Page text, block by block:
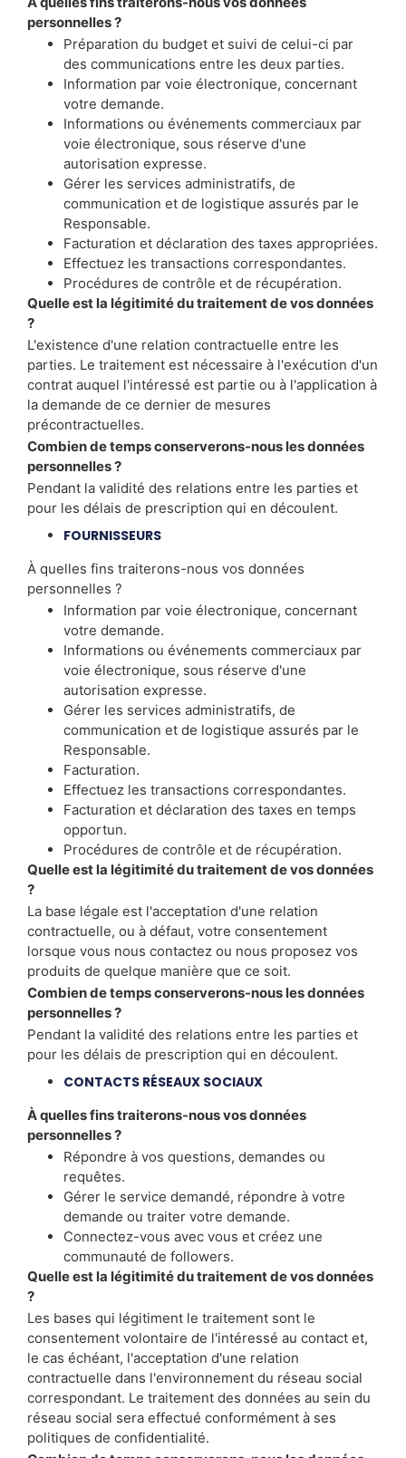
personnelles ?
Préparation du budget et suivi de celui-ci par
des communications entre les deux parties.
Information par voie électronique, concernant
votre demande.
Informations ou événements commerciaux par
voie électronique, sous réserve d'une
autorisation expresse.
Gérer les services administratifs, de
communication et de logistique assurés par le
Responsable.
Facturation et déclaration des taxes appropriées.
Effectuez les transactions correspondantes.
Procédures de contrôle et de récupération.
Quelle est la légitimité du traitement de vos données
?
L'existence d'une relation contractuelle entre les
parties. Le traitement est nécessaire à l'exécution d'un
contrat auquel l'intéressé est partie ou à l'application à
la demande de ce dernier de mesures
précontractuelles.
Combien de temps conserverons-nous les données
personnelles ?
Pendant la validité des relations entre les parties et
pour les délais de prescription qui en découlent.
FOURNISSEURS
À quelles fins traiterons-nous vos données
personnelles ?
Information par voie électronique, concernant
votre demande.
Informations ou événements commerciaux par
voie électronique, sous réserve d'une
autorisation expresse.
Gérer les services administratifs, de
communication et de logistique assurés par le
Responsable.
Facturation.
Effectuez les transactions correspondantes.
Facturation et déclaration des taxes en temps
opportun.
Procédures de contrôle et de récupération.
Quelle est la légitimité du traitement de vos données
?
La base légale est l'acceptation d'une relation
contractuelle, ou à défaut, votre consentement
lorsque vous nous contactez ou nous proposez vos
produits de quelque manière que ce soit.
Combien de temps conserverons-nous les données
personnelles ?
Pendant la validité des relations entre les parties et
pour les délais de prescription qui en découlent.
CONTACTS RÉSEAUX SOCIAUX
À quelles fins traiterons-nous vos données
personnelles ?
Répondre à vos questions, demandes ou
requêtes.
Gérer le service demandé, répondre à votre
demande ou traiter votre demande.
Connectez-vous avec vous et créez une
communauté de followers.
Quelle est la légitimité du traitement de vos données
?
Les bases qui légitiment le traitement sont le
consentement volontaire de l'intéressé au contact et,
le cas échéant, l'acceptation d'une relation
contractuelle dans l'environnement du réseau social
correspondant. Le traitement des données au sein du
réseau social sera effectué conformément à ses
politiques de confidentialité.